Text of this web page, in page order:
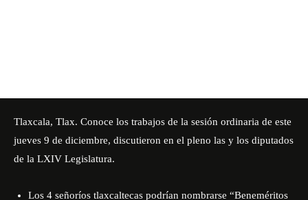
Tlaxcala, Tlax. Conoce los trabajos de la sesión ordinaria de este
jueves 9 de diciembre, discutieron en el pleno las y los diputados
de la LXIV Legislatura.
Los 4 señoríos tlaxcaltecas podrían nombrarse “Beneméritos